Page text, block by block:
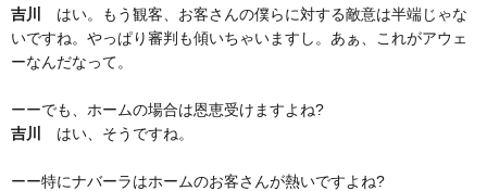
吉川
はい。もう観客、お客さんの僕らに対する敵意は半端じゃな
いですね。やっぱり審判も傾いちゃいますし。あぁ、これがアウェ
ーなんだなって。
ーーでも、ホームの場合は恩恵受けますよね?
吉川
はい、そうですね。
ーー特にナバーラはホームのお客さんが熱いですよね?